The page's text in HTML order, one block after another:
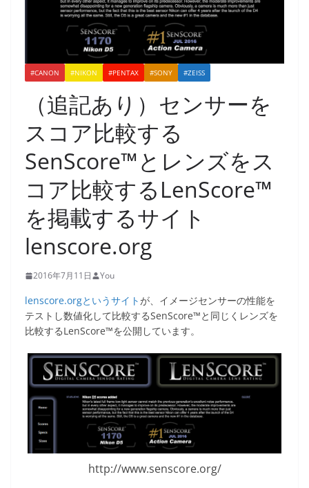
#CANON #NIKON #PENTAX #SONY #ZEISS
（追記あり）センサーを
スコア比較する
SenScore™とレンズをス
コア比較するLenScore™
を掲載するサイト
lenscore.org
2016年7月11日 You
lenscore.orgというサイトが、イメージセンサーの性能を
テストし数値化して比較するSenScore™と同じくレンズを
比較するLenScore™を公開しています。
http://www.senscore.org/